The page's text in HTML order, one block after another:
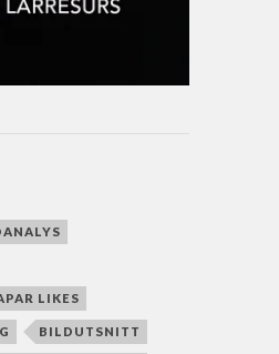
LIKES
BILDUTSNITT